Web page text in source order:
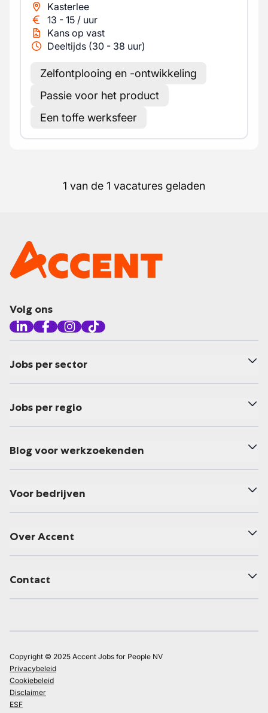
Kasterlee
13 - 15 / uur
Kans op vast
Deeltijds (30 - 38 uur)
Zelfontplooing en -ontwikkeling
Passie voor het product
Een toffe werksfeer
1 van de 1 vacatures geladen
Volg ons
Jobs per sector
Jobs per regio
Blog voor werkzoekenden
Voor bedrijven
Over Accent
Contact
Copyright © 2025 Accent Jobs for People NV
Privacybeleid
Cookiebeleid
Disclaimer
ESF